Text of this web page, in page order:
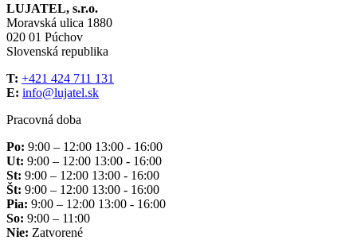
LUJATEL, s.r.o.
Moravská ulica 1880
020 01 Púchov
Slovenská republika
T: +421 424 711 131
E: info@lujatel.sk
Pracovná doba
Po: 9:00 – 12:00 13:00 - 16:00
Ut: 9:00 – 12:00 13:00 - 16:00
St: 9:00 – 12:00 13:00 - 16:00
Št: 9:00 – 12:00 13:00 - 16:00
Pia: 9:00 – 12:00 13:00 - 16:00
So: 9:00 – 11:00
Nie: Zatvorené